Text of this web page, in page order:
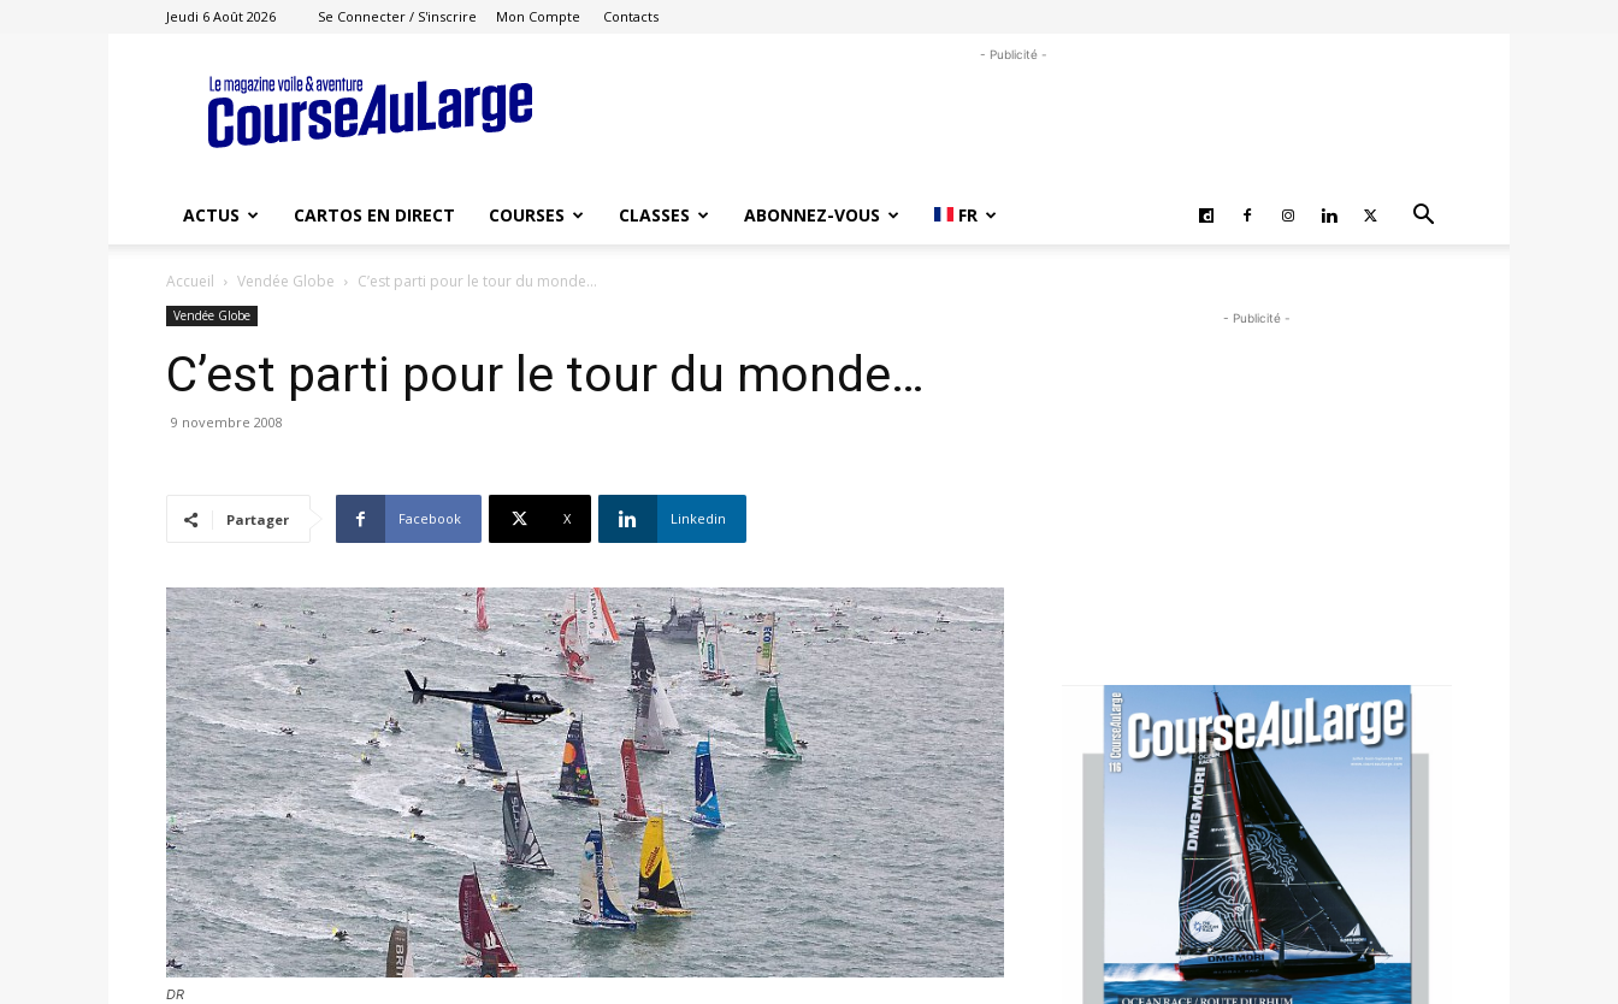
Jeudi 6 Août 2026 Se Connecter / S'inscrire Mon Compte Contacts
Course
au
Large
- Publicité -
ACTUS CARTOS EN DIRECT COURSES CLASSES ABONNEZ-VOUS FR
Accueil Vendée Globe C’est parti pour le tour du monde…
Vendée Globe
C’est parti pour le tour du monde…
9 novembre 2008
Partager Facebook X Linkedin
DR
- Publicité -